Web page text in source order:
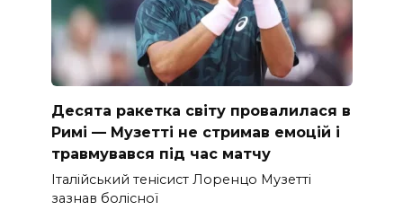
Десята ракетка світу провалилася в
Римі — Музетті не стримав емоцій і
травмувався під час матчу
Італійський тенісист Лоренцо Музетті
зазнав болісної